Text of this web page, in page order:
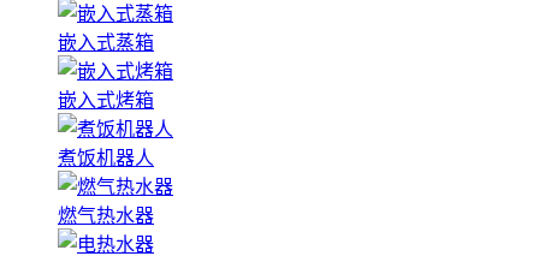
嵌入式蒸箱
嵌入式烤箱
煮饭机器人
燃气热水器